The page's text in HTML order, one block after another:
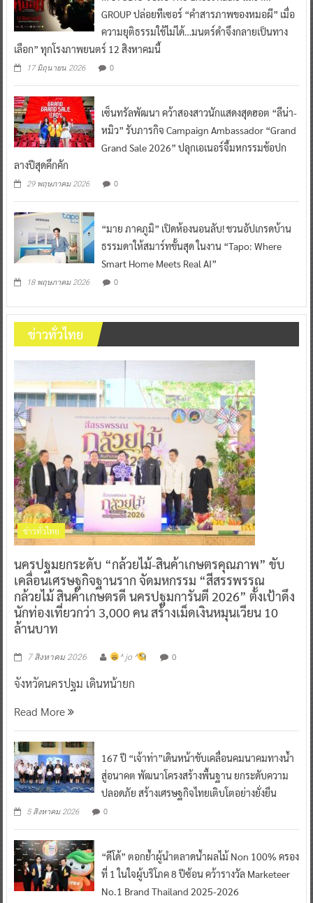
GROUP ปล่อยทีเซอร์ “คำสารภาพของหมอผี” เมื่อ
ความยุติธรรมใช้ไม่ได้…มนตร์ดำจึงกลายเป็นทาง
เลือก” ทุกโรงภาพยนตร์ 12 สิงหาคมนี้
17 มิถุนายน 2026 0
เซ็นทรัลพัฒนา คว้าสองสาวนักแสดงสุดฮอต “ลีน่า-
หมิว” รับภารกิจ Campaign Ambassador “Grand
Grand Sale 2026” ปลุกเอเนอร์จี้มหกรรมช้อปก
ลางปีสุดคึกคัก
29 พฤษภาคม 2026 0
“มาย ภาคภูมิ” เปิดห้องนอนลับ! ชวนอัปเกรดบ้าน
ธรรมดาให้สมาร์ทขั้นสุด ในงาน “Tapo: Where
Smart Home Meets Real AI”
18 พฤษภาคม 2026 0
ข่าวทั่วไทย
ข่าวทั่วไทย
นครปฐมยกระดับ “กล้วยไม้-สินค้าเกษตรคุณภาพ” ขับ
เคลื่อนเศรษฐกิจฐานราก จัดมหกรรม “สีสรรพรรณ
กล้วยไม้ สินค้าเกษตรดี นครปฐมการันตี 2026” ตั้งเป้าดึง
นักท่องเที่ยวกว่า 3,000 คน สร้างเม็ดเงินหมุนเวียน 10
ล้านบาท
7 สิงหาคม 2026 ^ jo ^ 0
จังหวัดนครปฐม เดินหน้ายก
Read More
167 ปี “เจ้าท่า”เดินหน้าขับเคลื่อนคมนาคมทางน้ำ
สู่อนาคต พัฒนาโครงสร้างพื้นฐาน ยกระดับความ
ปลอดภัย สร้างเศรษฐกิจไทยเติบโตอย่างยั่งยืน
5 สิงหาคม 2026 0
“ดีโด้” ตอกย้ำผู้นำตลาดน้ำผลไม้ Non 100% ครอง
ที่ 1 ในใจผู้บริโภค 8 ปีซ้อน คว้ารางวัล Marketeer
No.1 Brand Thailand 2025-2026